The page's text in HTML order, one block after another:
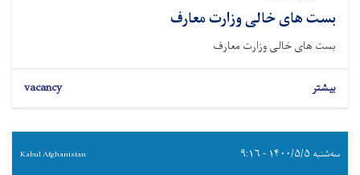
بست های خالی وزارت معارف
بست های خالی وزارت معارف
بیشتر vacancy
سه‌شنبه ۱۴۰۰/۵/۵ - ۹:۱۶ Kabul Afghanistan